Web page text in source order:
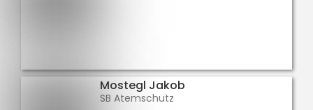
Mostegl Jakob
SB Atemschutz